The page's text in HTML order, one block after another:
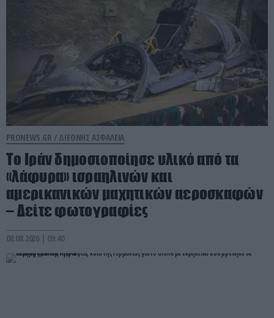
PRONEWS.GR / ΔΙΕΘΝΗΣ ΑΣΦΑΛΕΙΑ
Το Ιράν δημοσιοποίησε υλικό από τα
«λάφυρα» ισραηλινών και
αμερικανικών μαχητικών αεροσκαφών
– Δείτε φωτογραφίες
08.08.2026 | 09:40